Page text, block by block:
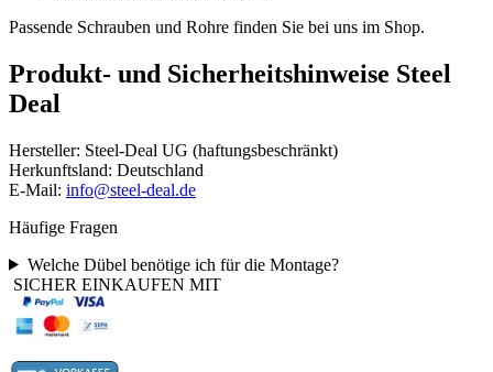
Passende Schrauben und Rohre finden Sie bei uns im Shop.
Produkt- und Sicherheitshinweise Steel
Deal
Hersteller: Steel-Deal UG (haftungsbeschränkt)
Herkunftsland: Deutschland
E-Mail: info@steel-deal.de
Häufige Fragen
Welche Dübel benötige ich für die Montage?
SICHER EINKAUFEN MIT